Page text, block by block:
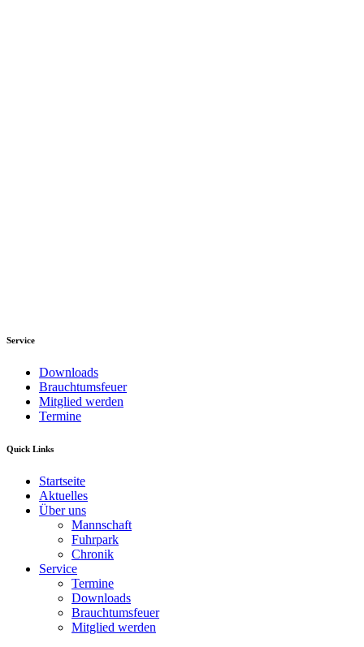
Service
Downloads
Brauchtumsfeuer
Mitglied werden
Termine
Quick Links
Startseite
Aktuelles
Über uns
Mannschaft
Fuhrpark
Chronik
Service
Termine
Downloads
Brauchtumsfeuer
Mitglied werden